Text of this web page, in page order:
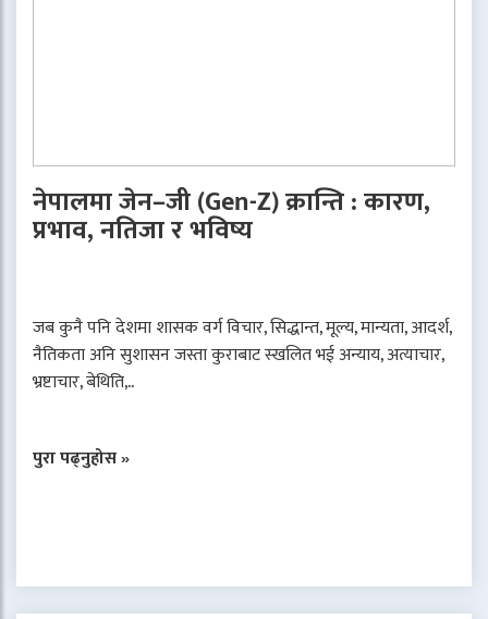
नेपालमा जेन–जी (Gen-Z) क्रान्ति : कारण,
प्रभाव, नतिजा र भविष्य
जब कुनै पनि देशमा शासक वर्ग विचार, सिद्धान्त, मूल्य, मान्यता, आदर्श,
नैतिकता अनि सुशासन जस्ता कुराबाट स्खलित भई अन्याय, अत्याचार,
भ्रष्टाचार, बेथिति,..
पुरा पढ्नुहोस »